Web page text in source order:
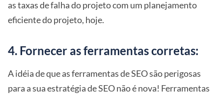
as taxas de falha do projeto com um planejamento
eficiente do projeto, hoje.
4. Fornecer as ferramentas corretas:
A idéia de que as ferramentas de SEO são perigosas
para a sua estratégia de SEO não é nova! Ferramentas